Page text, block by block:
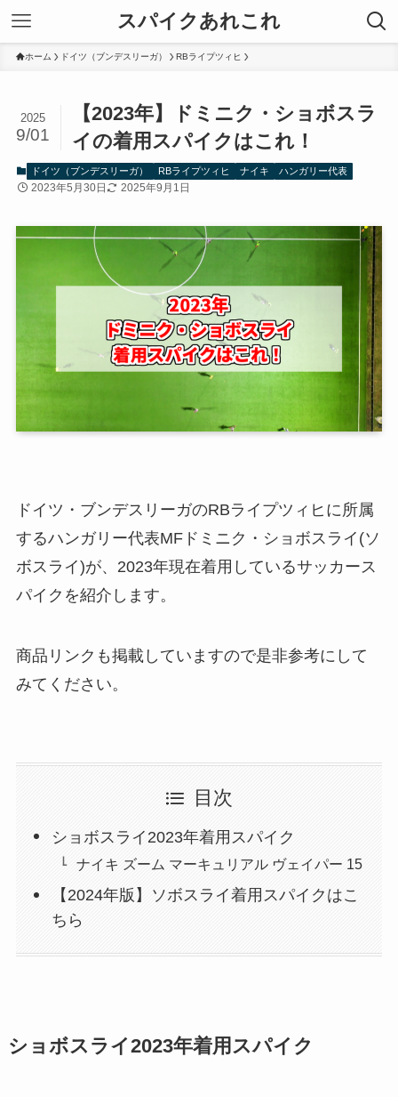
スパイクあれこれ
ホーム ドイツ（ブンデスリーガ） RBライプツィヒ
【2023年】ドミニク・ショボスラ
イの着用スパイクはこれ！
2025
9/01
ドイツ（ブンデスリーガ） RBライプツィヒ ナイキ ハンガリー代表
2023年5月30日 2025年9月1日
ドイツ・ブンデスリーガのRBライプツィヒに所属
するハンガリー代表MFドミニク・ショボスライ(ソ
ボスライ)が、2023年現在着用しているサッカース
パイクを紹介します。
商品リンクも掲載していますので是非参考にして
みてください。
目次
ショボスライ2023年着用スパイク
ナイキ ズーム マーキュリアル ヴェイパー 15
【2024年版】ソボスライ着用スパイクはこ
ちら
ショボスライ2023年着用スパイク